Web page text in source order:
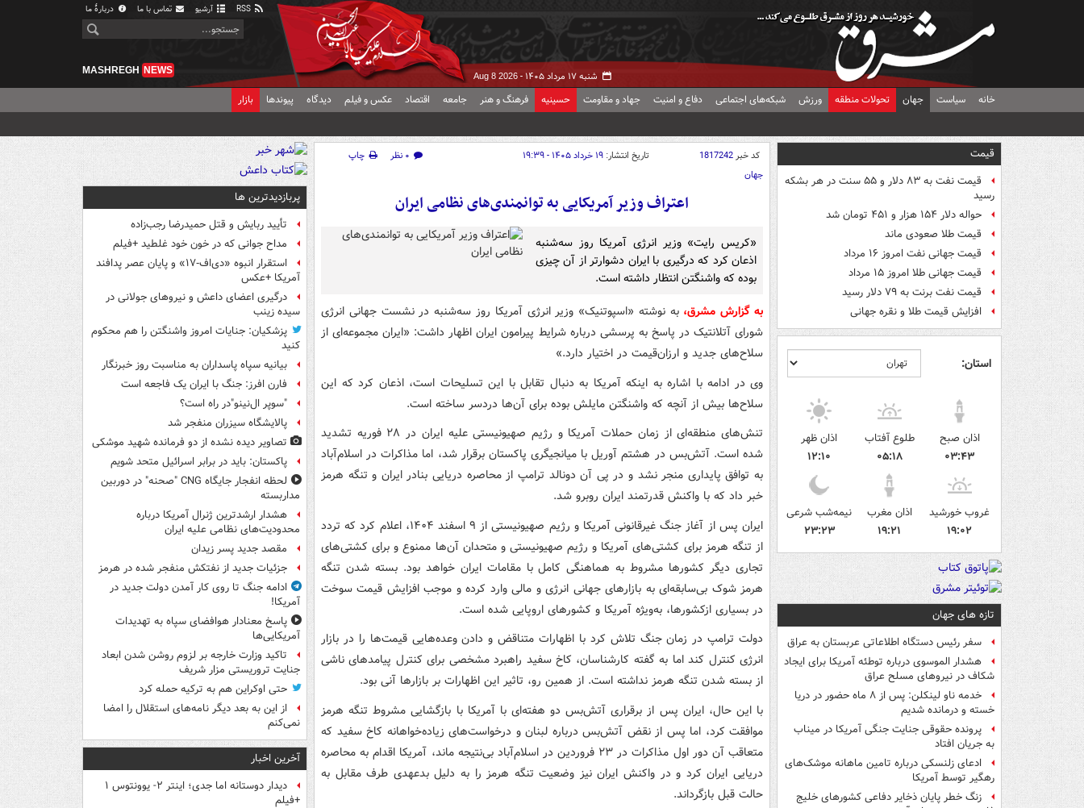
آرشیو تماس با ما دربارهٔ ما
شنبه ۱۷ مرداد ۱۴۰۵ - Aug 8 2026
MASHREGH NEWS
خانه سیاست جهان تحولات منطقه ورزش شبکه‌های اجتماعی دفاع و امنیت جهاد و مقاومت حسینیه فرهنگ و هنر جامعه اقتصاد عکس و فیلم دیدگاه پیوندها بازار
قیمت
قیمت نفت به ۸۳ دلار و ۵۵ سنت در هر بشکه
رسید
حواله دلار ۱۵۴ هزار و ۴۵۱ تومان شد
قیمت طلا صعودی ماند
قیمت جهانی نفت امروز ۱۶ مرداد
قیمت جهانی طلا امروز ۱۵ مرداد
قیمت نفت برنت به ۷۹ دلار رسید
افزایش قیمت طلا و نقره جهانی
استان:
اذان صبح
۰۳:۴۳
طلوع آفتاب
۰۵:۱۸
اذان ظهر
۱۲:۱۰
غروب خورشید
۱۹:۰۲
اذان مغرب
۱۹:۲۱
نیمه‌شب شرعی
۲۳:۲۳
تازه های جهان
سفر رئیس دستگاه اطلاعاتی عربستان به عراق
هشدار الموسوی درباره توطئه آمریکا برای ایجاد
شکاف در نیروهای مسلح عراق
خدمه ناو لینکلن: پس از ۸ ماه حضور در دریا
خسته و درمانده‌ شدیم
پرونده حقوقی جنایت جنگی آمریکا در میناب
به جریان افتاد
ادعای زلنسکی درباره تامین ماهانه موشک‌های
رهگیر توسط آمریکا
زنگ خطر پایان ذخایر دفاعی کشورهای خلیج
کد خبر1817242 تاریخ انتشار: ۱۹ خرداد ۱۴۰۵ - ۱۹:۳۹ ۰ نظر
چاپ
جهان
اعتراف وزیر آمریکایی به توانمندی‌های نظامی ایران
«کریس رایت» وزیر انرژی آمریکا روز سه‌شنبه
اذعان کرد که درگیری با ایران دشوارتر از آن چیزی
بوده که واشنگتن انتظار داشته است.
به گزارش مشرق،به نوشته «اسپوتنیک» وزیر انرژی آمریکا روز سه‌شنبه در نشست جهانی انرژی
شورای آتلانتیک در پاسخ به پرسشی درباره شرایط پیرامون ایران اظهار داشت: «ایران مجموعه‌ای از
سلاح‌های جدید و ارزان‌قیمت در اختیار دارد.»
وی در ادامه با اشاره به اینکه آمریکا به دنبال تقابل با این تسلیحات است، اذعان کرد که این
سلاح‌ها بیش از آنچه که واشنگتن مایلش بوده برای آن‌ها دردسر ساخته است.
تنش‌های منطقه‌ای از زمان حملات آمریکا و رژیم صهیونیستی علیه ایران در ۲۸ فوریه تشدید
شده است. آتش‌بس در هشتم آوریل با میانجیگری پاکستان برقرار شد، اما مذاکرات در اسلام‌آباد
به توافق پایداری منجر نشد و در پی آن دونالد ترامپ از محاصره دریایی بنادر ایران و تنگه هرمز
خبر داد که با واکنش قدرتمند ایران روبرو شد.
ایران پس از آغاز جنگ غیرقانونی آمریکا و رژیم صهیونیستی از ۹ اسفند ۱۴۰۴، اعلام کرد که تردد
از تنگه هرمز برای کشتی‌های آمریکا و رژیم صهیونیستی و متحدان آن‌ها ممنوع و برای کشتی‌های
تجاری دیگر کشورها مشروط به هماهنگی کامل با مقامات ایران خواهد بود. بسته شدن تنگه
هرمز شوک بی‌سابقه‌ای به بازارهای جهانی انرژی و مالی وارد کرده و موجب افزایش قیمت سوخت
در بسیاری ازکشورها، به‌ویژه آمریکا و کشورهای اروپایی شده است.
دولت ترامپ در زمان جنگ تلاش کرد با اظهارات متناقض و دادن وعده‌هایی قیمت‌ها را در بازار
انرژی کنترل کند اما به گفته کارشناسان، کاخ سفید راهبرد مشخصی برای کنترل پیامدهای ناشی
از بسته شدن تنگه هرمز نداشته است. از همین رو، تاثیر این اظهارات بر بازارها آنی بود.
با این حال، ایران پس از برقراری آتش‌بس دو هفته‌ای با آمریکا با بازگشایی مشروط تنگه هرمز
موافقت کرد، اما پس از نقض آتش‌بس درباره لبنان و درخواست‌های زیاده‌خواهانه کاخ سفید که
متعاقب آن دور اول مذاکرات در ۲۳ فروردین در اسلام‌آباد بی‌نتیجه ماند، آمریکا اقدام به محاصره
دریایی ایران کرد و در واکنش ایران نیز وضعیت تنگه هرمز را به دلیل بدعهدی طرف مقابل به
حالت قبل بازگرداند.
پربازدیدترین ها
تأیید ربایش و قتل حمیدرضا رجب‌زاده
مداح جوانی که در خون خود غلطید +فیلم
استقرار انبوه «دی‌اف‑۱۷» و پایان عصر پدافند
آمریکا +عکس
درگیری اعضای داعش و نیروهای جولانی در
سیده زینب
پزشکیان: جنایات امروز واشنگتن را هم محکوم
کنید
بیانیه سپاه پاسداران به مناسبت روز خبرنگار
فارن افرز: جنگ با ایران یک فاجعه است
"سوپر ال‌نینو"در راه است؟
پالایشگاه سیزران منفجر شد
تصاویر دیده‌ نشده از دو فرمانده شهید موشکی
پاکستان: باید در برابر اسرائیل متحد شویم
لحظه انفجار جایگاه CNG "صحنه" در دوربین
مداربسته
هشدار ارشدترین ژنرال آمریکا درباره
محدودیت‌های نظامی علیه ایران
مقصد جدید پسر زیدان
جزئیات جدید از نفتکش منفجر شده در هرمز
ادامه جنگ تا روی کار آمدن دولت جدید در
آمریکا!
پاسخ معنادار هوافضای سپاه به تهدیدات
آمریکایی‌ها
تاکید وزارت خارجه بر لزوم روشن شدن ابعاد
جنایت تروریستی مزار شریف
حتی اوکراین هم به ترکیه حمله کرد
از این به بعد دیگر نامه‌های استقلال را امضا
نمی‌کنم
آخرین اخبار
دیدار دوستانه اما جدی؛ اینتر ۲- یوونتوس ۱
+فیلم